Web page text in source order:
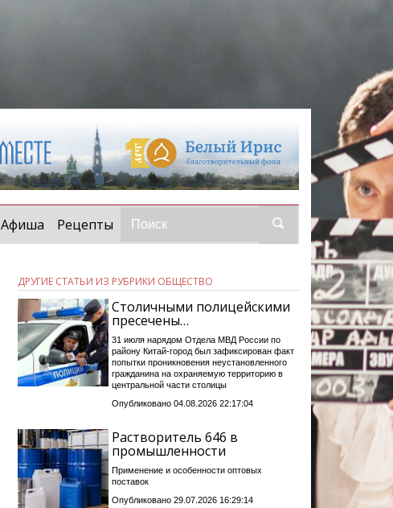
Афиша Рецепты
ДРУГИЕ СТАТЬИ ИЗ РУБРИКИ ОБЩЕСТВО
Столичными полицейскими
пресечены…
31 июля нарядом Отдела МВД России по
району Китай-город был зафиксирован факт
попытки проникновения неустановленного
гражданина на охраняемую территорию в
центральной части столицы
Опубликовано 04.08.2026 22:17:04
Растворитель 646 в
промышленности
Применение и особенности оптовых
поставок
Опубликовано 29.07.2026 16:29:14